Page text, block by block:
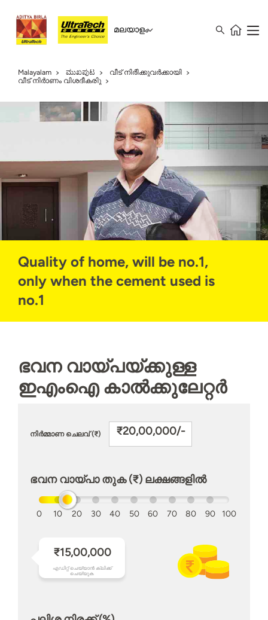
മലയാളം
Malayalam ಮುಖಪುಟ
വീട് നിർിക്കുവർക്കായി
വീട് നിർാണം വിശദീകരിു
Quality of home, will be no.1,
only when the cement used is
no.1
ഭവന വായ്പയ്ക്കുള്ള
ഇഎംഐ കാൽക്കുലേറ്റർ
നിർമ്മാണ ചെലവ് (₹) ₹20,00,000/-
ഭവന വായ്പാ തുക (₹) ലക്ഷങ്ങളിൽ
0 10 20 30 40 50 60 70 80 90 100
₹15,00,000
എഡിറ്റ് ചെയ്യാൻ ക്ലിക്ക്
ചെയ്യുക